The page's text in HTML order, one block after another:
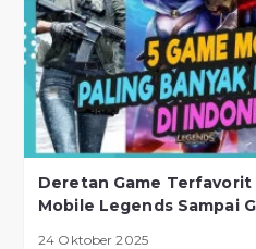
Deretan Game
Mobile Legends Sampai
24 Oktober 2025